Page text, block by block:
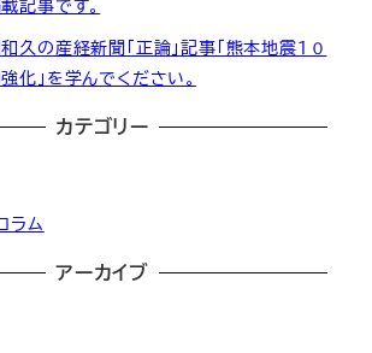
記事です。
久の産経新聞「正論」記事「熊本地震１０
化」を学んでください。
カテゴリー
ラム
アーカイブ